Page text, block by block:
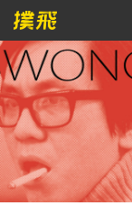
節目
主辦單位
關於撲飛
條款及細則